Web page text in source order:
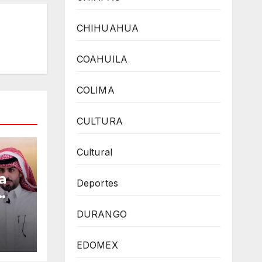
CHIHUAHUA
COAHUILA
COLIMA
CULTURA
Cultural
Deportes
DURANGO
EDOMEX